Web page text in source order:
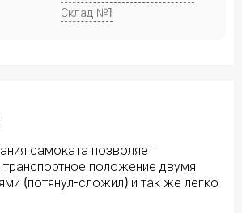
Склад №1
самоката позволяет
транспортное положение двумя
(потянул-сложил) и так же легко